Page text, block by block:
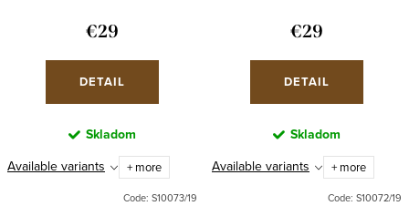
€29
DETAIL
Skladom
Available variants
+ more
Code: S10073/19
€29
DETAIL
Skladom
Available variants
+ more
Code: S10072/19